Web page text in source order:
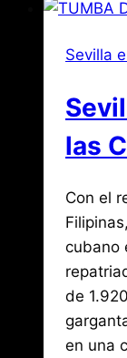
Sevilla
las
PorJose
María
de
Mena
abril
29,
2017
3,
2026
Con el
cubano
de
en una